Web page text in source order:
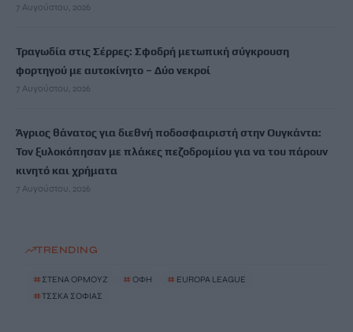
7 Αυγούστου, 2026
Τραγωδία στις Σέρρες: Σφοδρή μετωπική σύγκρουση
φορτηγού με αυτοκίνητο – Δύο νεκροί
7 Αυγούστου, 2026
Άγριος θάνατος για διεθνή ποδοσφαιριστή στην Ουγκάντα:
Τον ξυλοκόπησαν με πλάκες πεζοδρομίου για να του πάρουν
κινητό και χρήματα
7 Αυγούστου, 2026
TRENDING
# ΣΤΕΝΑ ΟΡΜΟΥΖ # ΟΦΗ # EUROPA LEAGUE
#ΤΣΣΚΑ ΣΟΦΙΑΣ